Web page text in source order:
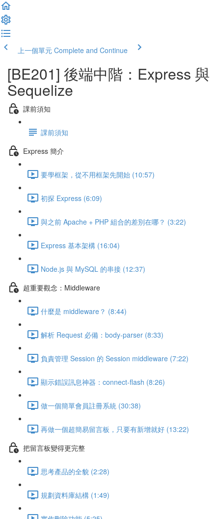
上一個單元 Complete and Continue
[BE201] 後端中階：Express 與
Sequelize
課前須知
課前須知
Express 簡介
要學框架，從不用框架先開始 (10:57)
初探 Express (6:09)
與之前 Apache + PHP 組合的差別在哪？ (3:22)
Express 基本架構 (16:04)
Node.js 與 MySQL 的串接 (12:37)
超重要觀念：Middleware
什麼是 middleware？ (8:44)
解析 Request 必備：body-parser (8:33)
負責管理 Session 的 Session middleware (7:22)
顯示錯誤訊息神器：connect-flash (8:26)
做一個簡單會員註冊系統 (30:38)
再做一個超簡易留言板，只要有新增就好 (13:22)
把留言板變得更完整
思考產品的全貌 (2:28)
規劃資料庫結構 (1:49)